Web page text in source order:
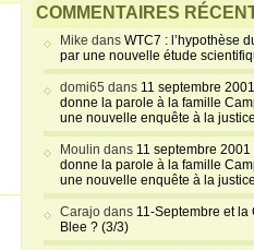
COMMENTAIRES
Mike dans WTC7 : l’hypothèse
par une nouvelle étude
domi65 dans 11 septembre
donne la parole à la famille
une nouvelle enquête à la
Moulin dans 11 septembre 2001
donne la parole à la famille
une nouvelle enquête à la
Carajo dans 11-Septembre et la
Blee ? (3/3)